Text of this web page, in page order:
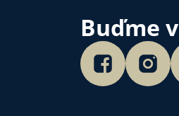
Buďme